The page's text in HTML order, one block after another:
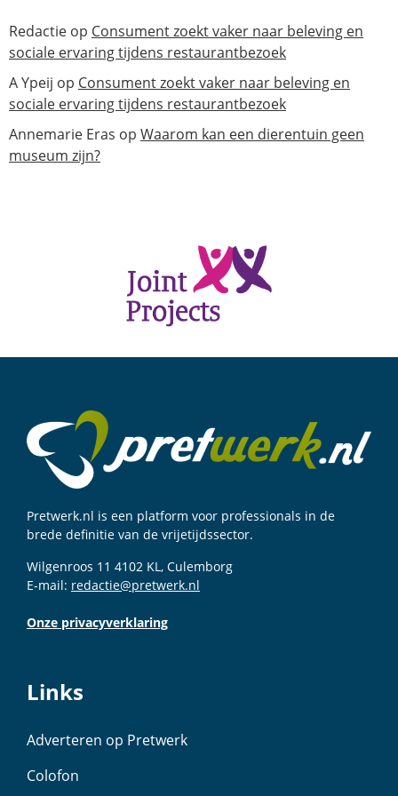
Redactie op Consument zoekt vaker naar beleving en
sociale ervaring tijdens restaurantbezoek
A Ypeij op Consument zoekt vaker naar beleving en
sociale ervaring tijdens restaurantbezoek
Annemarie Eras op Waarom kan een dierentuin geen
museum zijn?
Pretwerk.nl is een platform voor professionals in de
brede definitie van de vrijetijdssector.
Wilgenroos 11 4102 KL, Culemborg
E-mail: redactie@pretwerk.nl
Onze privacyverklaring
Links
Adverteren op Pretwerk
Colofon